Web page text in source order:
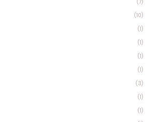
(7)
(10)
(1)
(1)
(1)
(1)
(3)
(1)
(1)